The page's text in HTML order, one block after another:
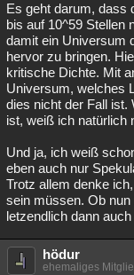
Es geht darum, dass
bis auf 10^59 Stellen
damit ein Universum
hervor zu bringen.
kritische Dichte. Mit
Universum, welches
dies nicht der Fall ist.
ist, weiß ich natürlich
Und ja, ich weiß
eben auch nur
Trotz allem denke
sein müssen. Ob
letzendlich dann
hödur
ehemaliges